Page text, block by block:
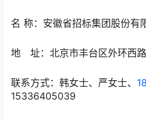
名 称：安徽省招标集团股份有
地 址：北京市丰台区外环西
联系方式：韩女士、严女士、
15336405039